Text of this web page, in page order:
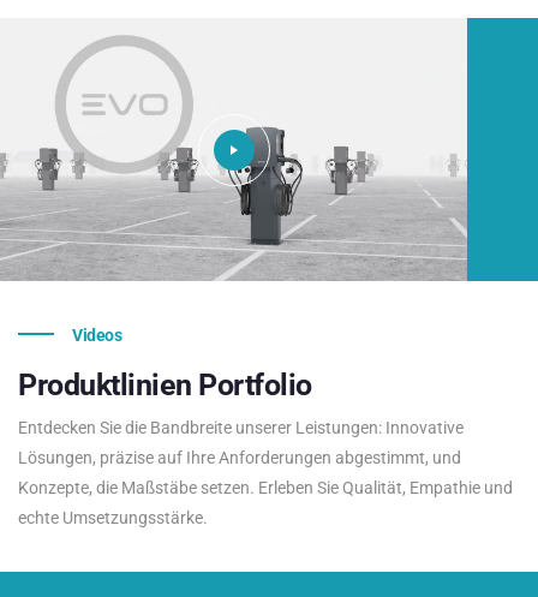
Videos
Produktlinien Portfolio
Entdecken Sie die Bandbreite unserer Leistungen: Innovative
Lösungen, präzise auf Ihre Anforderungen abgestimmt, und
Konzepte, die Maßstäbe setzen. Erleben Sie Qualität, Empathie und
echte Umsetzungsstärke.